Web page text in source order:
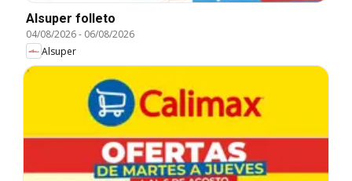
Alsuper folleto
04/08/2026- 06/08/2026
Alsuper